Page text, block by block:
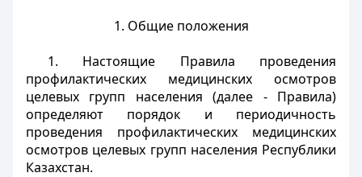
1. Общие положения
1. Настоящие Правила проведения
профилактических медицинских осмотров
целевых групп населения (далее - Правила)
определяют порядок и периодичность
проведения профилактических медицинских
осмотров целевых групп населения Республики
Казахстан.